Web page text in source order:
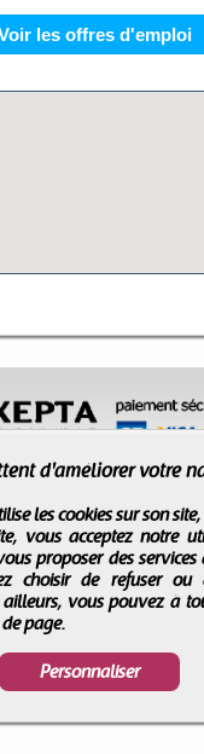
les offres d'emploi
Infos légales
- Tous droits réservés ©
d'améliorer votre
les cookies sur son
vous acceptez notre
proposer des services
choisir de refuser
ailleurs, vous pouvez à
page.
Personnaliser